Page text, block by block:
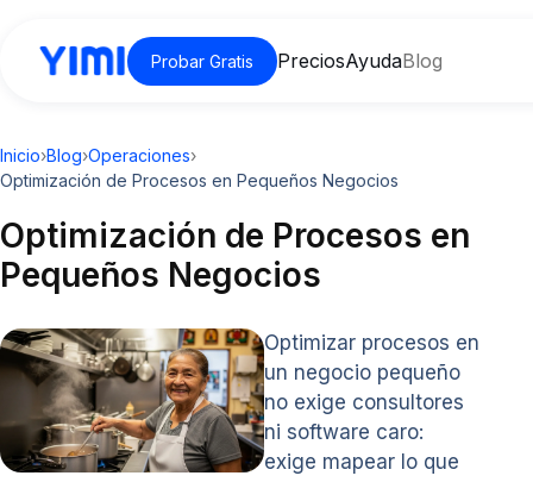
Probar Gratis PreciosAyudaBlog
Inicio›Blog›Operaciones›
Optimización de Procesos en Pequeños Negocios
Optimización de Procesos en
Pequeños Negocios
Optimizar procesos en
un negocio pequeño
no exige consultores
ni software caro:
exige mapear lo que